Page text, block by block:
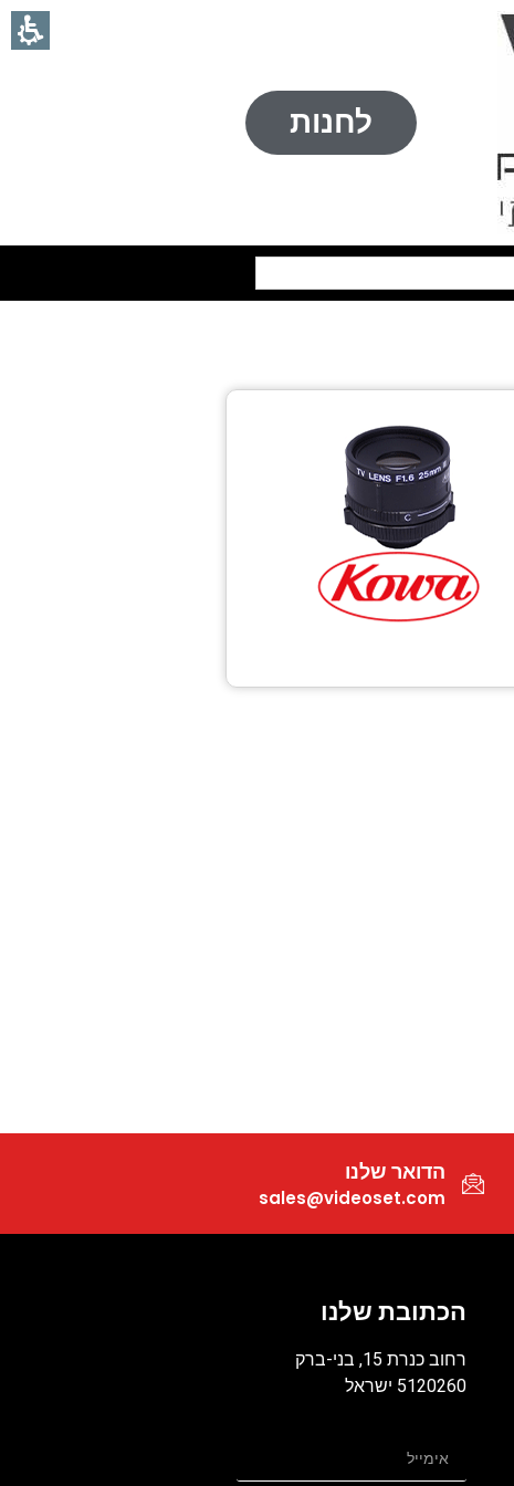
לחנות
הדואר שלנו
sales@videoset.com
הכתובת שלנו
רחוב כנרת 15, בני-ברק
5120260 ישראל